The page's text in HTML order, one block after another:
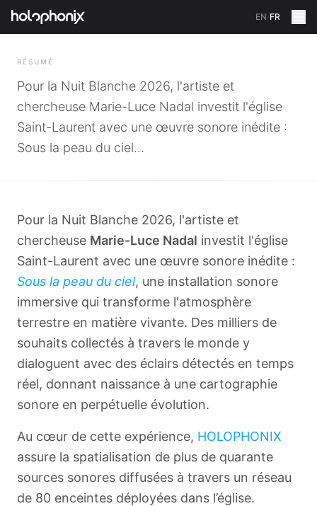
EN/FR
RETOUR
RÉSUMÉ
Pour la Nuit Blanche 2026, l'artiste et
chercheuse Marie-Luce Nadal investit l'église
Saint-Laurent avec une œuvre sonore inédite :
Sous la peau du ciel...
Pour la Nuit Blanche 2026, l'artiste et
chercheuse Marie-Luce Nadal investit l'église
Saint-Laurent avec une œuvre sonore inédite :
Sous la peau du ciel, une installation sonore
immersive qui transforme l'atmosphère
terrestre en matière vivante. Des milliers de
souhaits collectés à travers le monde y
dialoguent avec des éclairs détectés en temps
réel, donnant naissance à une cartographie
sonore en perpétuelle évolution.
Au cœur de cette expérience, HOLOPHONIX
assure la spatialisation de plus de quarante
sources sonores diffusées à travers un réseau
de 80 enceintes déployées dans l’église.